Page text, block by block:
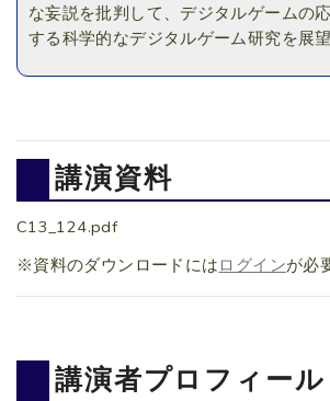
な妄説を批判して、デジタルゲームの
する科学的なデジタルゲーム研究を展望
講演資料
C13_124.pdf
※資料のダウンロードには ログインが必
講演者プロフィール